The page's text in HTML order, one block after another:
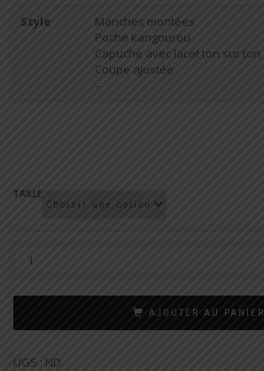
Style
Manches montées
Poche kangourou
Capuche avec lacet ton sur ton
Coupe ajustée
–
TAILLE
AJOUTER AU PANIER
UGS : ND